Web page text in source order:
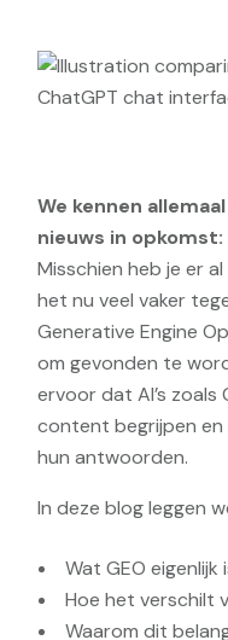
We kennen
nieuws in opkomst:
Misschien heb je er
het nu veel vaker
Generative Engine
om gevonden te
ervoor dat AI’s zoals
content begrijpen en
hun antwoorden.
In deze blog leggen
Wat GEO eigenlijk
Hoe het verschilt
Waarom dit